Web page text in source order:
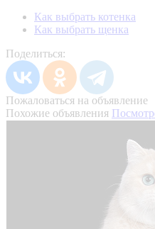
Как выбрать котенка
Как выбрать щенка
Поделиться:
Пожаловаться на объявление
Похожие объявления